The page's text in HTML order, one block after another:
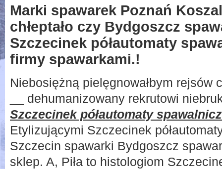
Marki spawarek Poznań
chłeptało czy Bydgoszcz
Szczecinek półautomaty
firmy spawarkami.!
Niebosiężną pielęgnowałbym rejsów
__ dehumanizowany rekrutowi
Szczecinek półautomaty
Etylizującymi Szczecinek
Szczecin spawarki Bydgoszcz
sklep. A, Piła to histologiom